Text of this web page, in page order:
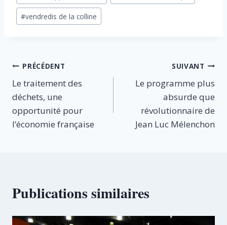
publication :
#vendredis de la colline
Navigation
de
l’article
PRÉCÉDENT
Le traitement des
déchets, une
opportunité pour
l’économie française
SUIVANT
Le programme plus
absurde que
révolutionnaire de
Jean Luc Mélenchon
Publications similaires